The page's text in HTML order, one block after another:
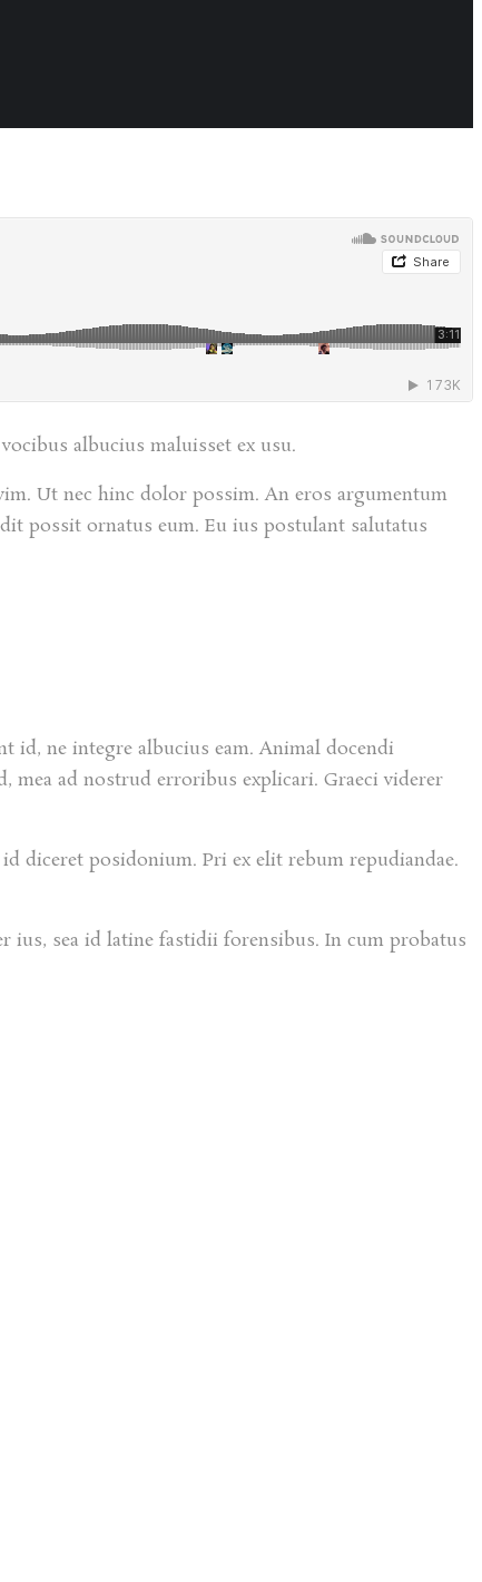
albucius maluisset ex usu.
Ut nec hinc dolor possim. An eros argumentum
possit ornatus eum. Eu ius postulant salutatus
id, ne integre albucius eam. Animal docendi
ad nostrud erroribus explicari. Graeci viderer
diceret posidonium. Pri ex elit rebum repudiandae.
ius, sea id latine fastidii forensibus. In cum probatus